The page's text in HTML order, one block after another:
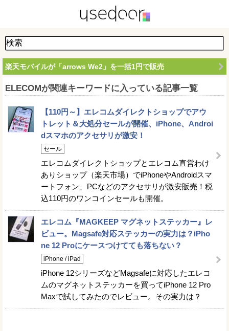
楽天モバイルが「arrows We2」を一括1円で販売
ELECOMが関連キーワードに入っている記事一覧
【110円～】エレコムダイレクトショップでアウ
トレット＆大処分セールが開催、iPhone、Androi
dスマホのアクセサリが激安！
セール
エレコムダイレクトショップとエレコム直営わけ
ありショップ（楽天市場）でiPhoneやAndroidスマ
ートフォン、PCなどのアクセサリが激安販売！税
込110円のワンコインセールも開催。
エレコム『MAGKEEP マグネットステッカー』レ
ビュー。Magsafe対応ステッカーの実力は？iPho
ne 12 Proにケースつけてても落ちない？
iPhone / iPad
iPhone 12シリーズなどMagsafeに対応したエレコ
ムのマグネットステッカーを買ってiPhone 12 Pro
Maxで試してみたのでレビュー。その実力は？